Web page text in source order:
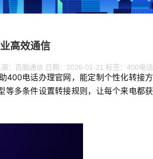
高效通信
源：百脑通信 日期：2026-01-21 标签：400电话
400电话办理官网，能定制个性化转接方
多条件设置转接规则，让每个来电都获